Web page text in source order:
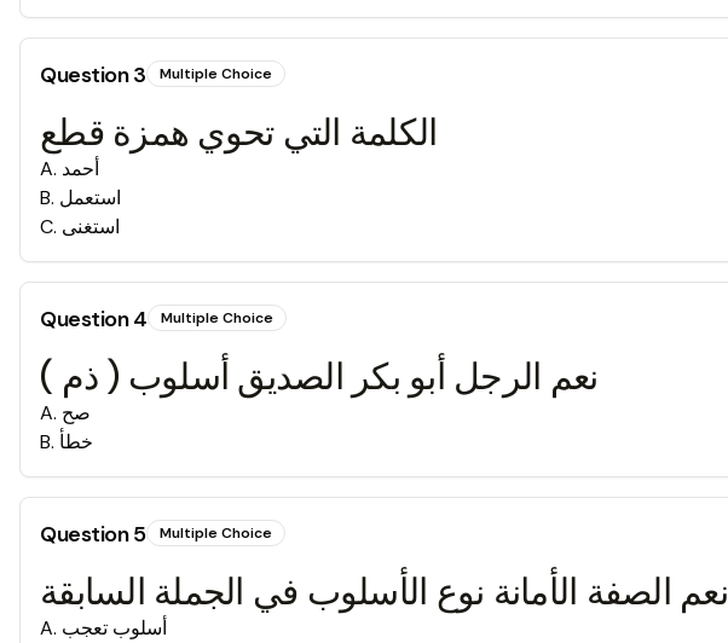
Question3 Multiple Choice
الكلمة التي تحوي همزة قطع
A. أحمد
B. استعمل
C. استغنى
Question4 Multiple Choice
نعم الرجل أبو بكر الصديق أسلوب ( ذم )
A. صح
B. خطأ
Question5 Multiple Choice
نعم الصفة الأمانة نوع الأسلوب في الجملة السابقة
A. أسلوب تعجب